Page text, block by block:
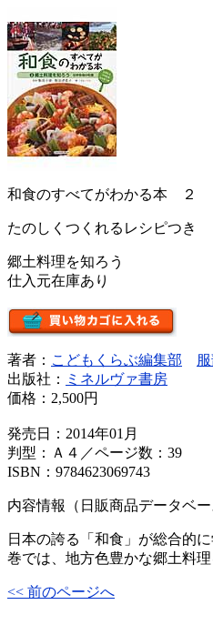
和食のすべてがわかる本 ２
たのしくつくれるレシピつき
郷土料理を知ろう
仕入元在庫あり
著者： こどもくらぶ編集部
出版社：
ミネルヴァ書房
価格： 2,500円
発売日：2014年01月
判型：Ａ４／ページ数：39
ISBN：9784623069743
内容情報（日販商品データベー
日本の誇る「和食」が総合的
巻では、地方色豊かな郷土料
<< 前のページへ